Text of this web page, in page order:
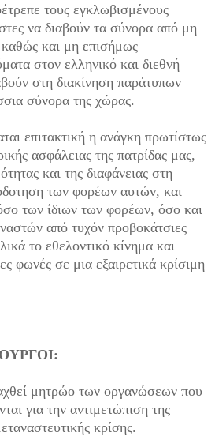
τους εγκλωβισμένους
να διαβούν τα σύνορα από μη
και μη επισήμως
στον ελληνικό και διεθνή
στη διακίνηση παράτυπων
σύνορα της χώρας.
επιτακτική η ανάγκη πρωτίστως
ασφάλειας της πατρίδας μας,
και της διαφάνειας στη
των φορέων αυτών, και
των ίδιων των φορέων, όσο και
από τυχόν προβοκάτσιες
το εθελοντικό κίνημα και
φωνές σε μια εξαιρετικά κρίσιμη
μητρώο των οργανώσεων που
για την αντιμετώπιση της
κρίσης.